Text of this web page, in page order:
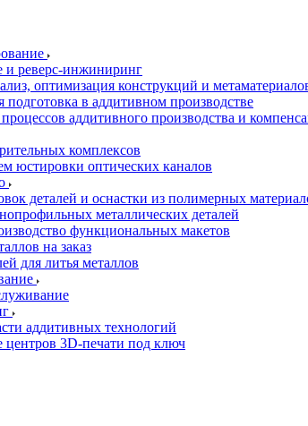
и реверс-инжиниринг
оптимизация конструкций и
подготовка в аддитивном производстве
аддитивного производства и
комплексов
юстировки оптических каналов
деталей и оснастки из полимерных
металлических деталей
функциональных макетов
на заказ
для литья металлов
аддитивных технологий
центров 3D-печати под ключ